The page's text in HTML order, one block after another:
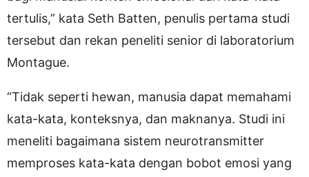
tertulis,” kata Seth Batten, penulis pertama studi
tersebut dan rekan peneliti senior di laboratorium
Montague.
“Tidak seperti hewan, manusia dapat memahami
kata-kata, konteksnya, dan maknanya. Studi ini
meneliti bagaimana sistem neurotransmitter
memproses kata-kata dengan bobot emosi yang